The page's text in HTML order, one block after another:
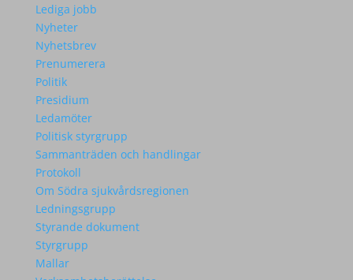
Lediga jobb
Nyheter
Nyhetsbrev
Prenumerera
Politik
Presidium
Ledamöter
Politisk styrgrupp
Sammanträden och handlingar
Protokoll
Om Södra sjukvårdsregionen
Ledningsgrupp
Styrande dokument
Styrgrupp
Mallar